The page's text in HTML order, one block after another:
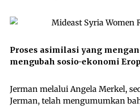
Proses asimilasi yang
mengubah sosio-ekonomi
Jerman melalui Angela Merkel,
Jerman, telah mengumumkan